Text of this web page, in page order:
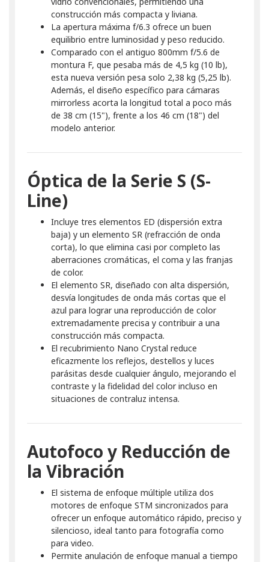
construcción más compacta y liviana.
La apertura máxima f/6.3 ofrece un buen
equilibrio entre luminosidad y peso reducido.
Comparado con el antiguo 800mm f/5.6 de
montura F, que pesaba más de 4,5 kg (10 lb),
esta nueva versión pesa solo 2,38 kg (5,25 lb).
Además, el diseño específico para cámaras
mirrorless acorta la longitud total a poco más
de 38 cm (15"), frente a los 46 cm (18") del
modelo anterior.
Óptica de la Serie S (S-
Line)
Incluye tres elementos ED (dispersión extra
baja) y un elemento SR (refracción de onda
corta), lo que elimina casi por completo las
aberraciones cromáticas, el coma y las franjas
de color.
El elemento SR, diseñado con alta dispersión,
desvía longitudes de onda más cortas que el
azul para lograr una reproducción de color
extremadamente precisa y contribuir a una
construcción más compacta.
El recubrimiento Nano Crystal reduce
eficazmente los reflejos, destellos y luces
parásitas desde cualquier ángulo, mejorando el
contraste y la fidelidad del color incluso en
situaciones de contraluz intensa.
Autofoco y Reducción de
la Vibración
El sistema de enfoque múltiple utiliza dos
motores de enfoque STM sincronizados para
ofrecer un enfoque automático rápido, preciso y
silencioso, ideal tanto para fotografía como
para video.
Permite anulación de enfoque manual a tiempo